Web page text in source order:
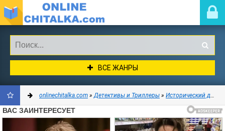
ВСЕ ЖАНРЫ
ДОБАВИТЬ
onlinechitalka.com »Детективы и Триллеры » Исторический детектив